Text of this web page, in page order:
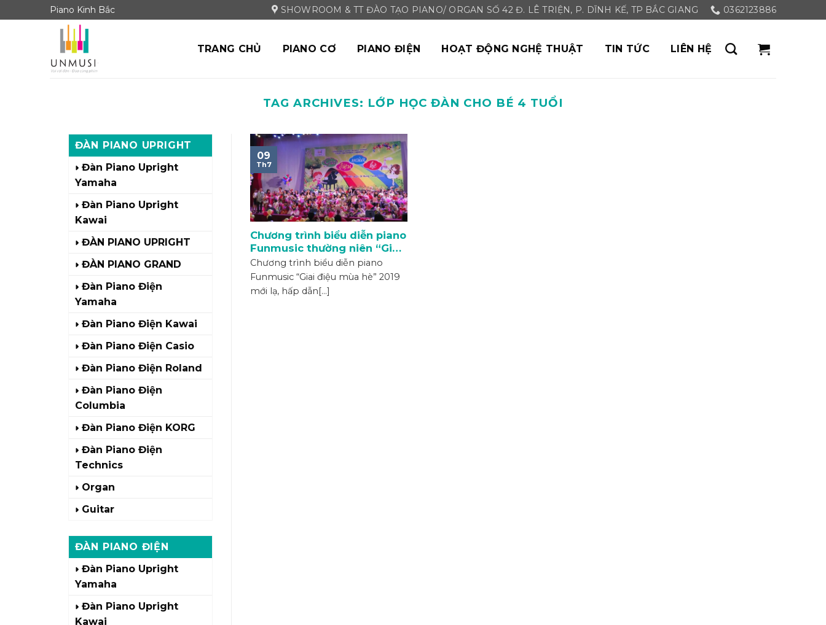
to
Piano Kinh Bắc SHOWROOM & TT ĐÀO TẠO PIANO/ ORGAN SỐ 42 Đ. LÊ TRIỆN, P. DĨNH KẾ, TP BẮC GIANG 0362123886
TRANG CHỦ PIANO CƠ PIANO ĐIỆN HOẠT ĐỘNG NGHỆ THUẬT TIN TỨC LIÊN HỆ
TAG ARCHIVES: LỚP HỌC ĐÀN CHO BÉ 4 TUỔI
ĐÀN PIANO UPRIGHT
Đàn Piano Upright
Yamaha
Đàn Piano Upright
Kawai
ĐÀN PIANO UPRIGHT
ĐÀN PIANO GRAND
Đàn Piano Điện
Yamaha
Đàn Piano Điện Kawai
Đàn Piano Điện Casio
Đàn Piano Điện Roland
Đàn Piano Điện
Columbia
Đàn Piano Điện KORG
Đàn Piano Điện
Technics
Organ
Guitar
ĐÀN PIANO ĐIỆN
Đàn Piano Upright
Yamaha
Đàn Piano Upright
Kawai
Chương trình biểu diễn piano
Funmusic thường niên “Giai
điệu mùa hè” 2019
Chương trình biểu diễn piano
Funmusic “Giai điệu mùa hè” 2019
mới lạ, hấp dẫn[...]
09
Th7